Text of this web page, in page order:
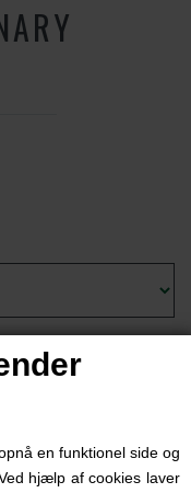
en funktionel side og
hjælp af cookies laver